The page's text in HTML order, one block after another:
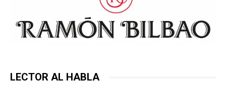
LECTOR AL HABLA